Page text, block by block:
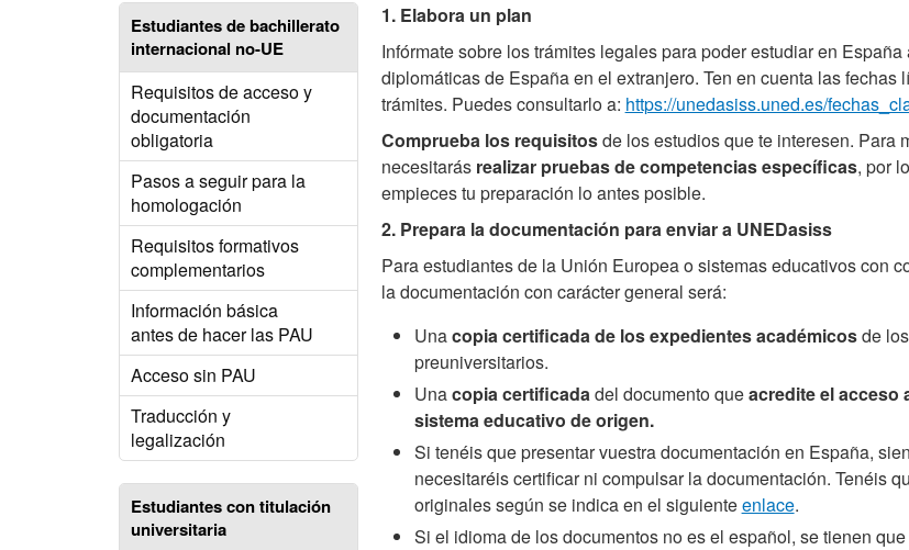
Estudiantes de bachillerato
internacional no-UE
Requisitos de acceso y
documentación
obligatoria
Pasos a seguir para la
homologación
Requisitos formativos
complementarios
Información básica
antes de hacer las PAU
Acceso sin PAU
Traducción y
legalización
Estudiantes con titulación
universitaria
1. Elabora un plan
Infórmate sobre los trámites legales para poder estudiar en
diplomáticas de España en el extranjero. Ten en cuenta las fechas
trámites. Puedes consultarlo a: https://unedasiss.uned.es/
Comprueba los requisitosde los estudios que te interesen. Para
necesitarás realizar pruebas de competencias específicas, por
empieces tu preparación lo antes posible.
2. Prepara la documentación para enviar a UNEDasiss
Para estudiantes de la Unión Europea o sistemas educativos con
la documentación con carácter general será:
Unacopia certificada de los expedientes académicosde
preuniversitarios.
Unacopia certificada del documento queacredite el acceso
sistema educativo de origen.
Si tenéis que presentar vuestra documentación en España,
necesitaréis certificar ni compulsar la documentación. Tenéis
originales según se indica en el siguienteenlace.
Si el idioma de los documentos no es el español, se tienen que